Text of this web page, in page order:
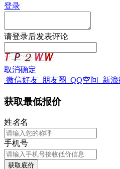
登录
请登录后发表评论
取消确定
微信好友 朋友圈 QQ空间 新
获取最低报价
姓名名
手机号
获取底价